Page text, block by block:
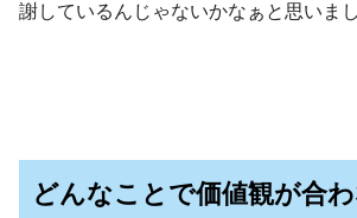
謝しているんじゃないかなぁと思いまし
どんなことで価値観が合